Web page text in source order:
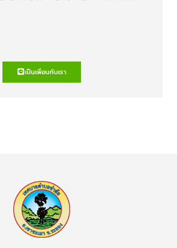
เป็นเพื่อนกับเรา